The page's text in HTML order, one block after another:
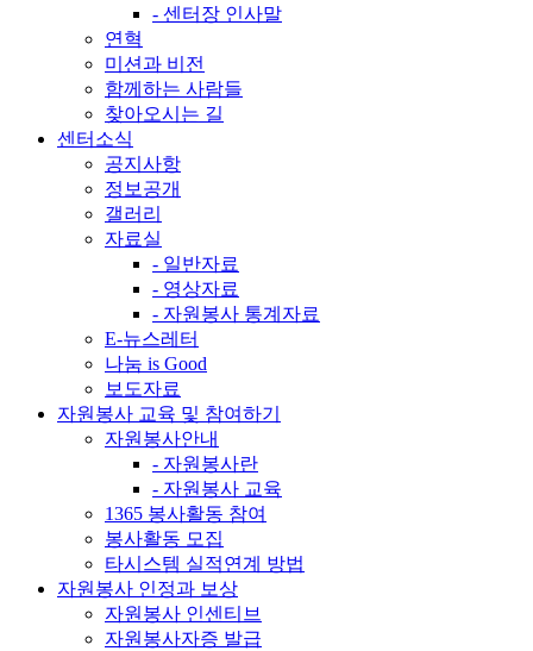
- 센터장 인사말
연혁
미션과 비전
함께하는 사람들
찾아오시는 길
센터소식
공지사항
정보공개
갤러리
자료실
- 일반자료
- 영상자료
- 자원봉사 통계자료
E-뉴스레터
나눔 is Good
보도자료
자원봉사 교육 및 참여하기
자원봉사안내
- 자원봉사란
- 자원봉사 교육
1365 봉사활동 참여
봉사활동 모집
타시스템 실적연계 방법
자원봉사 인정과 보상
자원봉사 인센티브
자원봉사자증 발급